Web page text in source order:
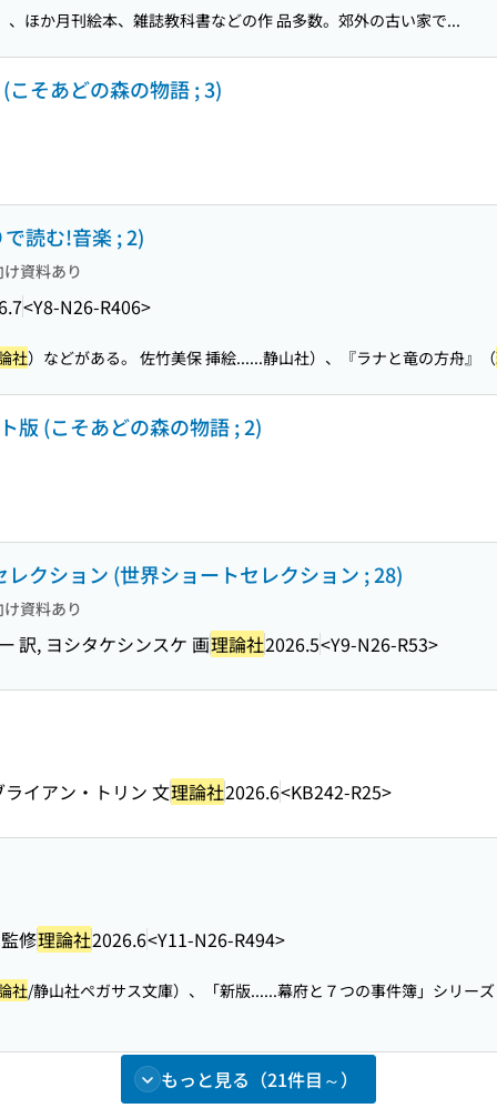
、ほか月刊絵本、雑誌教科書などの作 品多数。郊外の古い家で...
そあどの森の物語 ; 3)
読む!音楽 ; 2)
資料あり
<Y8-N26-R406>
社）などがある。 佐竹美保 挿絵......静山社）、『ラナと竜の方舟』（
版 (こそあどの森の物語 ; 2)
クション (世界ショートセレクション ; 28)
資料あり
訳, ヨシタケシンスケ 画理論社2026.5<Y9-N26-R53>
イアン・トリン 文理論社2026.6<KB242-R25>
修理論社2026.6<Y11-N26-R494>
社/静山社ペガサス文庫）、「新版......幕府と７つの事件簿」シリー
もっと見る（21件目～）